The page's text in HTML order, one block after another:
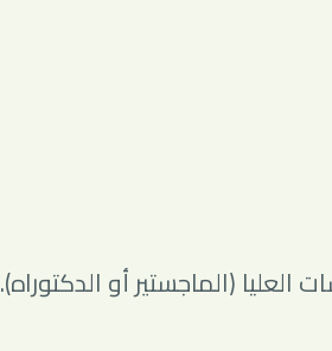
(الماجستير أو الدكتوراه).